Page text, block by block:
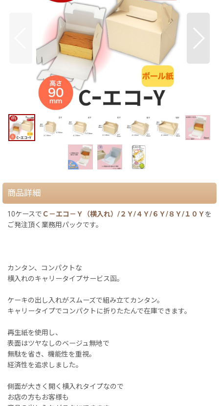
商品詳細
10ケースで Ｃ－エコ－Ｙ（横入れ）/２Ｙ/４Ｙ/６Ｙ/８Ｙ/１０Ｙを
ご発注頂く業務用パックです。
カンタン、コンパクトな
横入れのキャリータイプサービス函。
ケーキの出し入れがスムーズで組み立てカンタン。
キャリータイプでコンパクトに折りたたんで在庫できます。
再生紙を使用し、
表面はツヤなしのベージュ無地で
無駄を省き、機能性を重視。
経済性を追求しました。
側面が大きく開く横入れタイプなので
お店の方もお客様も